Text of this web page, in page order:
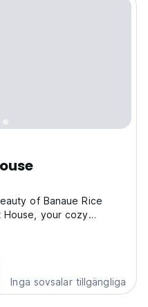
of Banaue Rice
House, your cozy
views of this UNESCO
for nature lovers...
Inga sovsalar tillgängliga